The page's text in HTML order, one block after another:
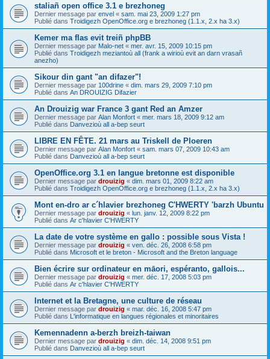
staliañ open office 3.1 e brezhoneg
Dernier message par envel « sam. mai 23, 2009 1:27 pm
Publié dans Troidigezh OpenOffice.org e brezhoneg (1.1.x, 2.x ha 3.x)
Kemer ma flas evit treiñ phpBB
Dernier message par Malo-net « mer. avr. 15, 2009 10:15 pm
Publié dans Troidigezh meziantoù all (frank a wirioù evit an darn vrasañ
anezho)
Sikour din gant "an difazer"!
Dernier message par 100drine « dim. mars 29, 2009 7:10 pm
Publié dans An DROUIZIG Difazier
An Drouizig war France 3 gant Red an Amzer
Dernier message par Alan Monfort « mer. mars 18, 2009 9:12 am
Publié dans Danvezioù all a-bep seurt
LIBRE EN FÊTE. 21 mars au Triskell de Ploeren
Dernier message par Alan Monfort « sam. mars 07, 2009 10:43 am
Publié dans Danvezioù all a-bep seurt
OpenOffice.org 3.1 en langue bretonne est disponible
Dernier message par drouizig « dim. mars 01, 2009 8:22 am
Publié dans Troidigezh OpenOffice.org e brezhoneg (1.1.x, 2.x ha 3.x)
Mont en-dro ar c´hlavier brezhoneg C'HWERTY 'barzh Ubuntu
Dernier message par drouizig « lun. janv. 12, 2009 8:22 pm
Publié dans Ar c'hlavier C'HWERTY
La date de votre système en gallo : possible sous Vista !
Dernier message par drouizig « ven. déc. 26, 2008 6:58 pm
Publié dans Microsoft et le breton - Microsoft and the Breton language
Bien écrire sur ordinateur en māori, espéranto, gallois...
Dernier message par drouizig « mer. déc. 17, 2008 5:03 pm
Publié dans Ar c'hlavier C'HWERTY
Internet et la Bretagne, une culture de réseau
Dernier message par drouizig « mar. déc. 16, 2008 5:47 pm
Publié dans L'informatique en langues régionales et minoritaires
Kemennadenn a-berzh breizh-taiwan
Dernier message par drouizig « dim. déc. 14, 2008 9:51 pm
Publié dans Danvezioù all a-bep seurt